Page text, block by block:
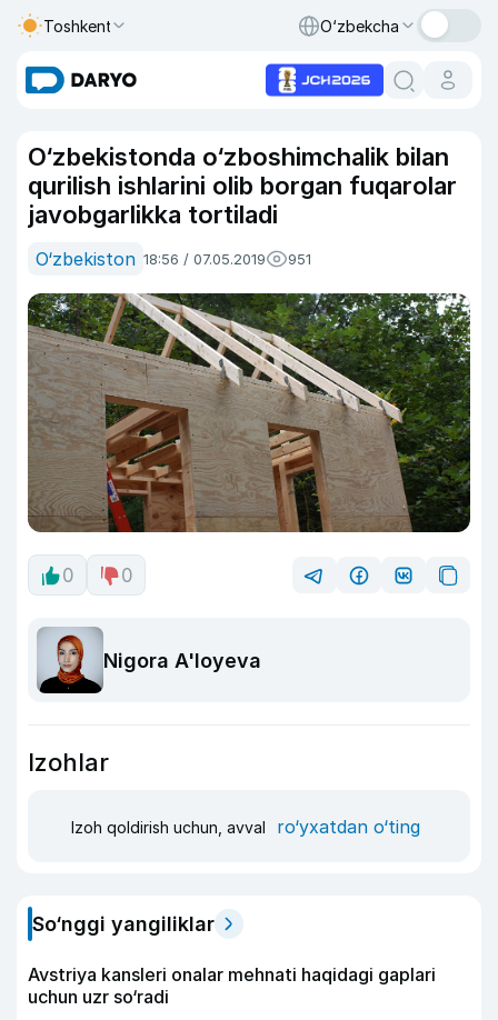
Toshkent O‘zbekcha
O‘zbekistonda o‘zboshimchalik bilan
qurilish ishlarini olib borgan fuqarolar
javobgarlikka tortiladi
O‘zbekiston 18:56 / 07.05.2019 951
0 0
Nigora A'loyeva
Izohlar
Izoh qoldirish uchun, avval ro‘yxatdan o‘ting
So‘nggi yangiliklar
Avstriya kansleri onalar mehnati haqidagi gaplari
uchun uzr so‘radi